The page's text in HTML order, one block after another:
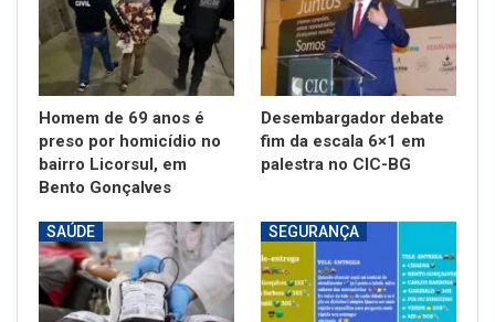
Homem de 69 anos é
preso por homicídio no
bairro Licorsul, em
Bento Gonçalves
Desembargador debate
fim da escala 6×1 em
palestra no CIC-BG
SAÚDE SEGURANÇA